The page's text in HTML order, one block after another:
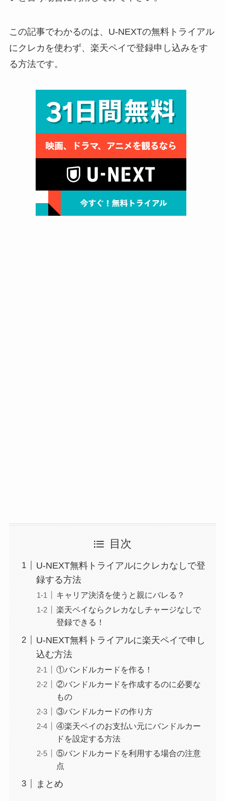
この記事でわかるのは、 U-NEXTの無料トライアル
にクレカを使わず、楽天ペイで登録申し込みをす
る方法です。
目次
U-NEXT無料トライアルにクレカなしで登
録する方法
キャリア決済を使うと親にバレる？
楽天ペイならクレカなしチャージなしで
登録できる！
U-NEXT無料トライアルに楽天ペイで申し
込む方法
①バンドルカードを作る！
②バンドルカードを作成するのに必要な
もの
③バンドルカードの作り方
④楽天ペイのお支払い元にバンドルカー
ドを設定する方法
⑤バンドルカードを利用する場合の注意
点
まとめ